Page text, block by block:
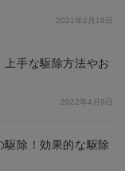
2021年2月19日
上手な駆除方法やお
2022年4月9日
駆除！効果的な駆除